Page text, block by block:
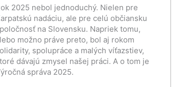
2025 nebol jednoduchý. Nielen pre
nadáciu, ale pre celú občiansku
na Slovensku. Napriek tomu,
možno práve preto, bol aj rokom
spolupráce a malých víťazstiev,
dávajú zmysel našej práci. A o tom je
správa 2025.